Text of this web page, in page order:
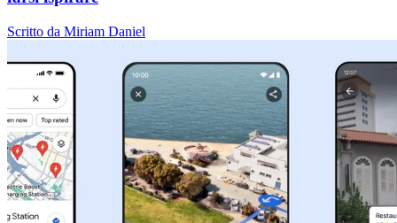
Scritto da Miriam Daniel